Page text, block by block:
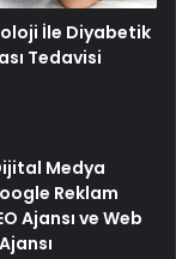
İle Diyabetik
Tedavisi
Medya
Reklam
Ajansı ve Web